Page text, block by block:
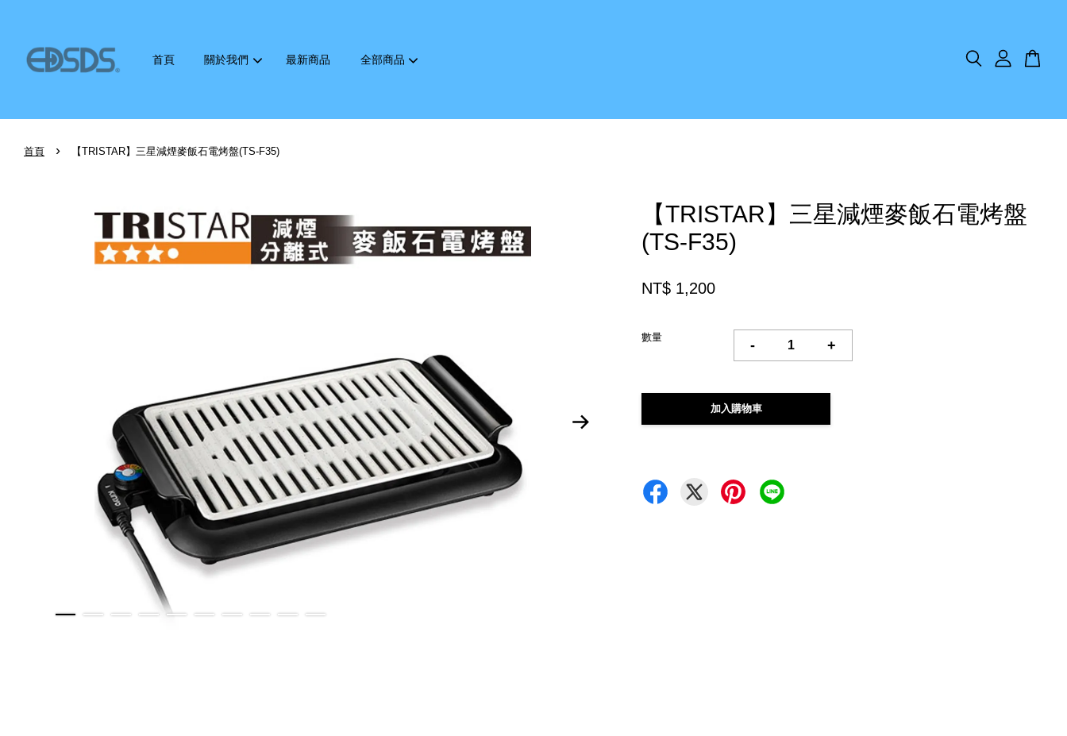
首頁 關於我們 最新商品 全部商品
首頁 › 【TRISTAR】三星減煙麥飯石電烤盤(TS-F35)
【TRISTAR】三星減煙麥飯石電烤盤
(TS-F35)
NT$ 1,200
數量
- +
加入購物車